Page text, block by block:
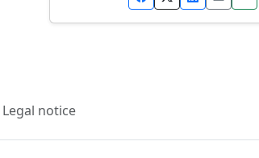
Legal notice